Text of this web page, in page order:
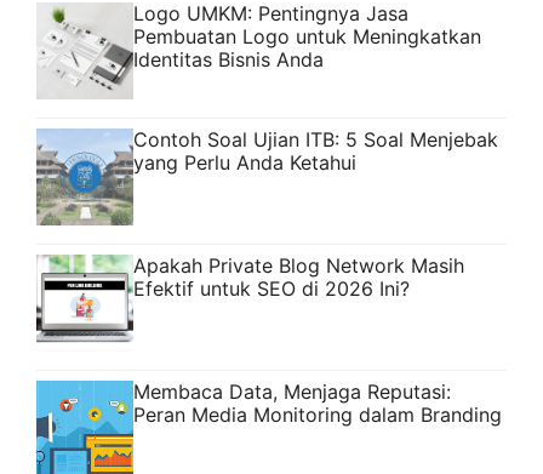
Logo UMKM: Pentingnya Jasa
Pembuatan Logo untuk Meningkatkan
Identitas Bisnis Anda
Contoh Soal Ujian ITB: 5 Soal Menjebak
yang Perlu Anda Ketahui
Apakah Private Blog Network Masih
Efektif untuk SEO di 2026 Ini?
Membaca Data, Menjaga Reputasi:
Peran Media Monitoring dalam Branding